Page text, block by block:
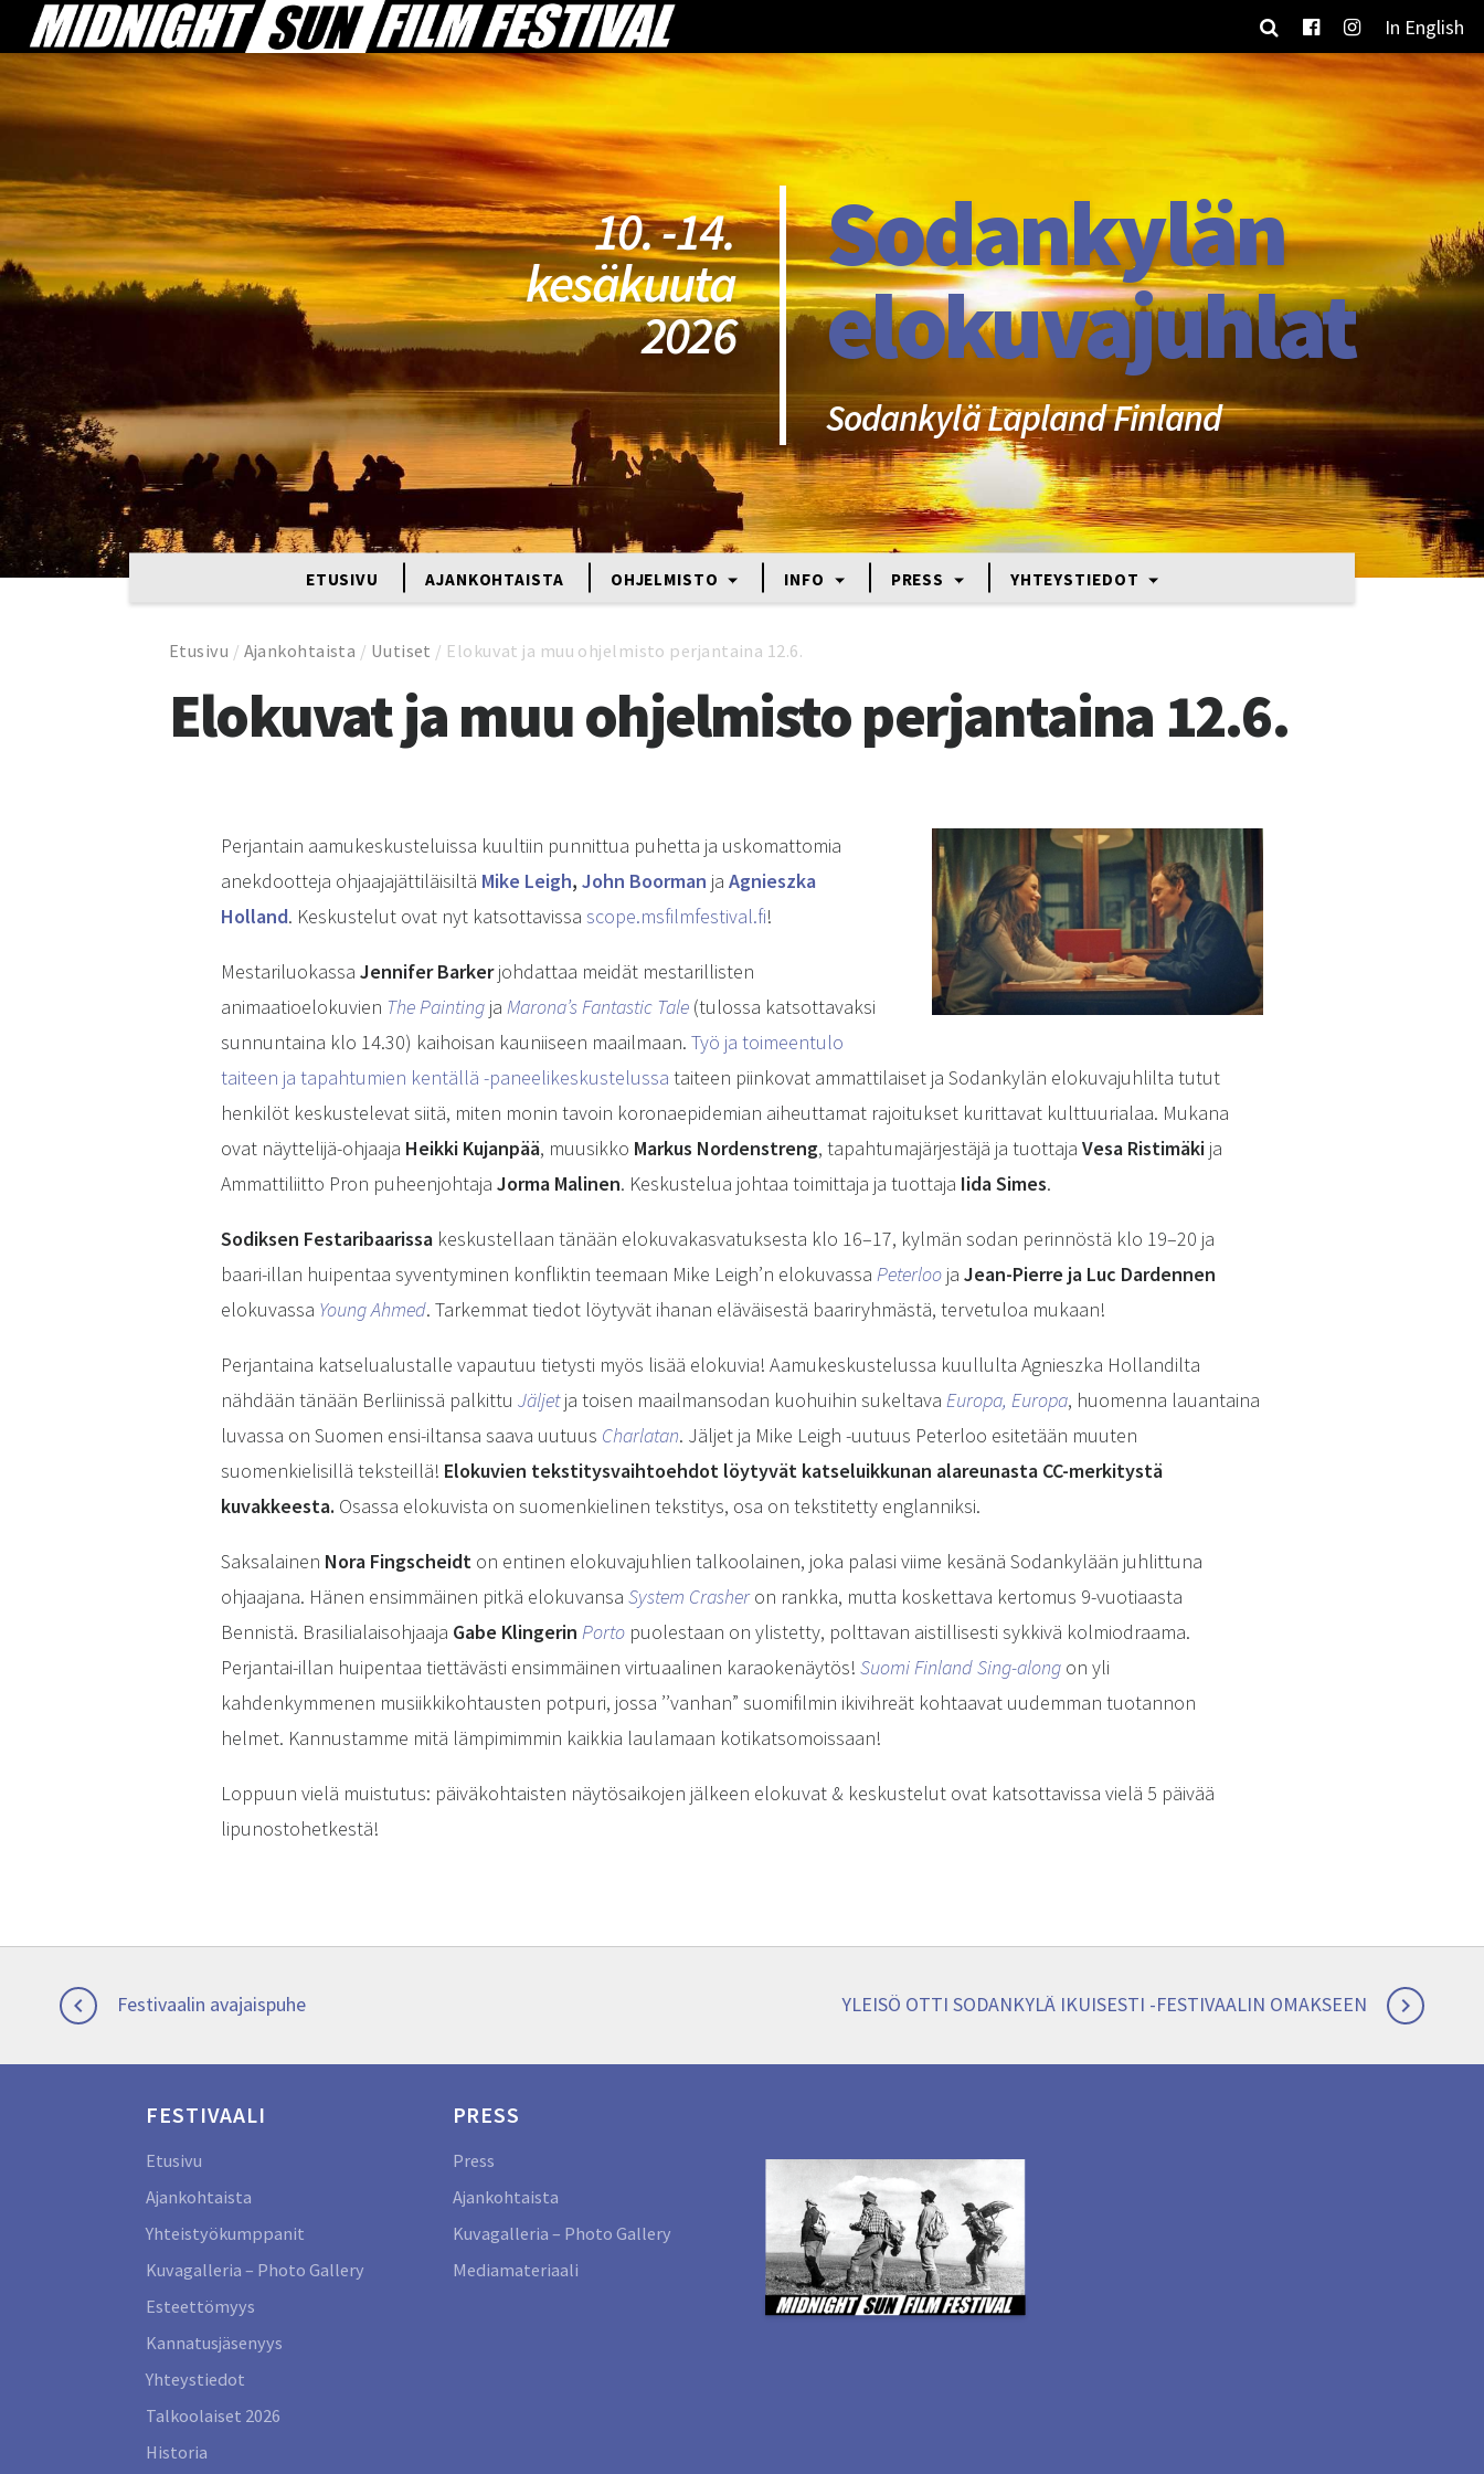
In English
10. -14.
kesäkuuta
2026
Sodankylän
elokuvajuhlat
Sodankylä Lapland Finland
ETUSIVU AJANKOHTAISTA OHJELMISTO INFO PRESS YHTEYSTIEDOT
Etusivu / Ajankohtaista / Uutiset / Elokuvat ja muu ohjelmisto perjantaina 12.6.
Elokuvat ja muu ohjelmisto perjantaina 12.6.
Perjantain aamukeskusteluissa kuultiin punnittua puhetta ja uskomattomia
anekdootteja ohjaajajättiläisiltä Mike Leigh,John Boorman jaAgnieszka
Holland. Keskustelut ovat nyt katsottavissascope.msfilmfestival.fi!
MestariluokassaJennifer Barkerjohdattaa meidät mestarillisten
animaatioelokuvien The Painting jaMarona’s Fantastic Tale (tulossa katsottavaksi
sunnuntaina klo 14.30) kaihoisan kauniiseen maailmaan.Työ ja toimeentulo
taiteen ja tapahtumien kentällä -paneelikeskustelussa taiteen piinkovat ammattilaiset ja Sodankylän elokuvajuhlilta tutut
henkilöt keskustelevat siitä, miten monin tavoin koronaepidemian aiheuttamat rajoitukset kurittavat kulttuurialaa. Mukana
ovat näyttelijä-ohjaaja Heikki Kujanpää, muusikko Markus Nordenstreng, tapahtumajärjestäjä ja tuottajaVesa Ristimäki ja
Ammattiliitto Pron puheenjohtajaJorma Malinen. Keskustelua johtaa toimittaja ja tuottaja Iida Simes.
Sodiksen Festaribaarissa keskustellaan tänään elokuvakasvatuksesta klo 16–17, kylmän sodan perinnöstä klo 19–20 ja
baari-illan huipentaa syventyminen konfliktin teemaan Mike Leigh’n elokuvassaPeterloo ja Jean-Pierre ja Luc Dardennen
elokuvassa Young Ahmed. Tarkemmat tiedot löytyvät ihanan eläväisestä baariryhmästä, tervetuloa mukaan!
Perjantaina katselualustalle vapautuu tietysti myös lisää elokuvia! Aamukeskustelussa kuullulta Agnieszka Hollandilta
nähdään tänään Berliinissä palkittuJäljetja toisen maailmansodan kuohuihin sukeltavaEuropa, Europa, huomenna lauantaina
luvassa on Suomen ensi-iltansa saava uutuus Charlatan. Jäljet ja Mike Leigh -uutuus Peterloo esitetään muuten
suomenkielisillä teksteillä! Elokuvien tekstitysvaihtoehdot löytyvät katseluikkunan alareunasta CC-merkitystä
kuvakkeesta. Osassa elokuvista on suomenkielinen tekstitys, osa on tekstitetty englanniksi.
Saksalainen Nora Fingscheidt on entinen elokuvajuhlien talkoolainen, joka palasi viime kesänä Sodankylään juhlittuna
ohjaajana. Hänen ensimmäinen pitkä elokuvansaSystem Crasheron rankka, mutta koskettava kertomus 9-vuotiaasta
Bennistä. Brasilialaisohjaaja Gabe Klingerin Porto puolestaan on ylistetty, polttavan aistillisesti sykkivä kolmiodraama.
Perjantai-illan huipentaa tiettävästi ensimmäinen virtuaalinen karaokenäytös!Suomi Finland Sing-along on yli
kahdenkymmenen musiikkikohtausten potpuri, jossa ’’vanhan” suomifilmin ikivihreät kohtaavat uudemman tuotannon
helmet. Kannustamme mitä lämpimimmin kaikkia laulamaan kotikatsomoissaan!
Loppuun vielä muistutus: päiväkohtaisten näytösaikojen jälkeen elokuvat & keskustelut ovat katsottavissa vielä 5 päivää
lipunostohetkestä!
Artikkelien
selaus

Previous
Festivaalin avajaispuhe 
Next
YLEISÖ OTTI SODANKYLÄ IKUISESTI -FESTIVAALIN OMAKSEEN
FESTIVAALI
Etusivu
Ajankohtaista
Yhteistyökumppanit
Kuvagalleria – Photo Gallery
Esteettömyys
Kannatusjäsenyys
Yhteystiedot
Talkoolaiset 2026
Historia
PRESS
Press
Ajankohtaista
Kuvagalleria – Photo Gallery
Mediamateriaali